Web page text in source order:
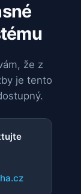
že z
je tento